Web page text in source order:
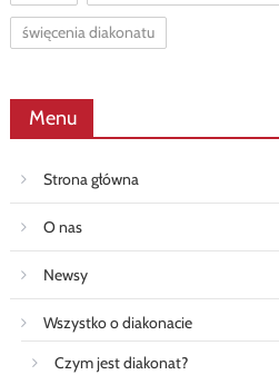
święcenia diakonatu
Menu
Strona główna
O nas
Newsy
Wszystko o diakonacie
Czym jest diakonat?